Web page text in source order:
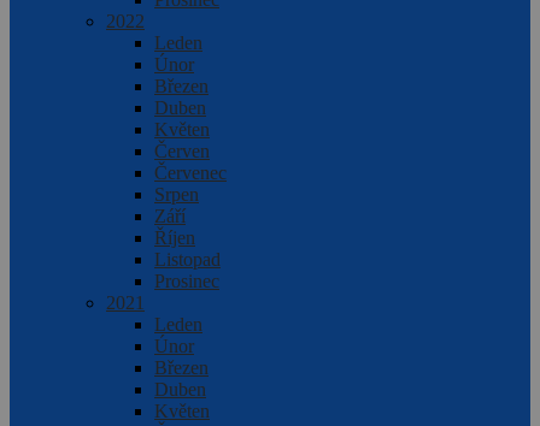
2022
Leden
Únor
Březen
Duben
Květen
Červen
Červenec
Srpen
Září
Říjen
Listopad
Prosinec
2021
Leden
Únor
Březen
Duben
Květen